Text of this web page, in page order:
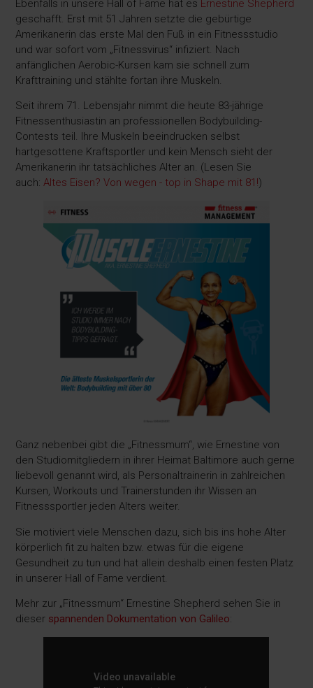
Ebenfalls in unsere Hall of Fame hat es Ernestine Shepherd
geschafft. Erst mit 51 Jahren setzte die gebürtige
Amerikanerin das erste Mal den Fuß in ein Fitnessstudio
und war sofort vom „Fitnessvirus“ infiziert. Nach
anfänglichen Aerobic-Kursen kam sie schnell zum
Krafttraining und stählte fortan ihre Muskeln.
Seit ihrem 71. Lebensjahr nimmt die heute 83-jährige
Fitnessenthusiastin an professionellen Bodybuilding-
Contests teil. Ihre Muskeln beeindrucken selbst
hartgesottene Kraftsportler und kein Mensch sieht der
Amerikanerin ihr tatsächliches Alter an. (Lesen Sie
auch:Altes Eisen? Von wegen - top in Shape mit 81!)
Ganz nebenbei gibt die „Fitnessmum“, wie Ernestine von
den Studiomitgliedern in ihrer Heimat Baltimore auch gerne
liebevoll genannt wird, als Personaltrainerin in zahlreichen
Kursen, Workouts und Trainerstunden ihr Wissen an
Fitnesssportler jeden Alters weiter.
Sie motiviert viele Menschen dazu, sich bis ins hohe Alter
körperlich fit zu halten bzw. etwas für die eigene
Gesundheit zu tun und hat allein deshalb einen festen Platz
in unserer Hall of Fame verdient.
Mehr zur „Fitnessmum“ Ernestine Shepherd sehen Sie in
dieser spannenden Dokumentation von Galileo: